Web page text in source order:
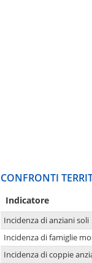
CONFRONTI
Indicatore
Incidenza di anziani soli
Incidenza di famiglie
Incidenza di coppie